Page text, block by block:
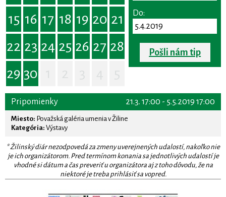
15 16 17 18 19 20 21
22 23 24 25 26 27 28
29 30
Do:
Pošli nám tip
21.3. 17:00 - 5.5.2019 17:00
Pripomienky
Miesto: Považská galéria umenia v Žiline
Kategória: Výstavy
* Žilinský diár nezodpovedá za zmeny uverejnených udalostí, nakoľko nie
je ich organizátorom. Pred termínom konania sa jednotlivých udalostí je
vhodné si dátum a čas preveriť u organizátora aj z toho dôvodu, že na
niektoré je treba prihlásiť sa vopred.